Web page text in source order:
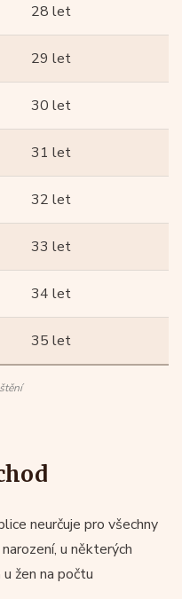
28 let
29 let
30 let
31 let
32 let
33 let
34 let
35 let
neurčuje pro všechny
u některých
žen na počtu